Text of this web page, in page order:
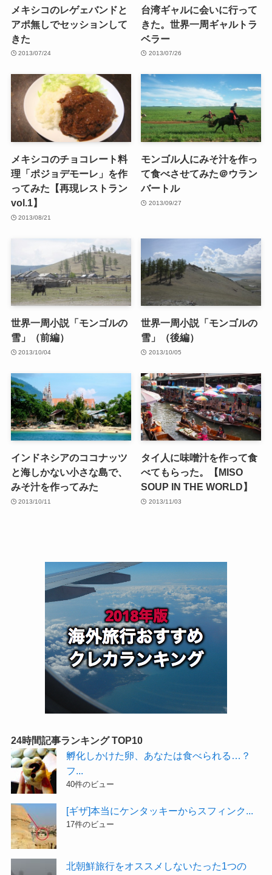
メキシコのレゲェバンドと
アポ無しでセッションして
きた
2013/07/24
台湾ギャルに会いに行って
きた。世界一周ギャルトラ
ベラー
2013/07/26
メキシコのチョコレート料
理「ポジョデモーレ」を作
ってみた【再現レストラン
vol.1】
2013/08/21
モンゴル人にみそ汁を作っ
て食べさせてみた＠ウラン
バートル
2013/09/27
世界一周小説「モンゴルの
雪」（前編）
2013/10/04
世界一周小説「モンゴルの
雪」（後編）
2013/10/05
インドネシアのココナッツ
と海しかない小さな島で、
みそ汁を作ってみた
2013/10/11
タイ人に味噌汁を作って食
べてもらった。【MISO
SOUP IN THE WORLD】
2013/11/03
24時間記事ランキング TOP10
孵化しかけた卵、あなたは食べられる…？
フ...
40件のビュー
[ギザ]本当にケンタッキーからスフィンク...
17件のビュー
北朝鮮旅行をオススメしないたった1つの